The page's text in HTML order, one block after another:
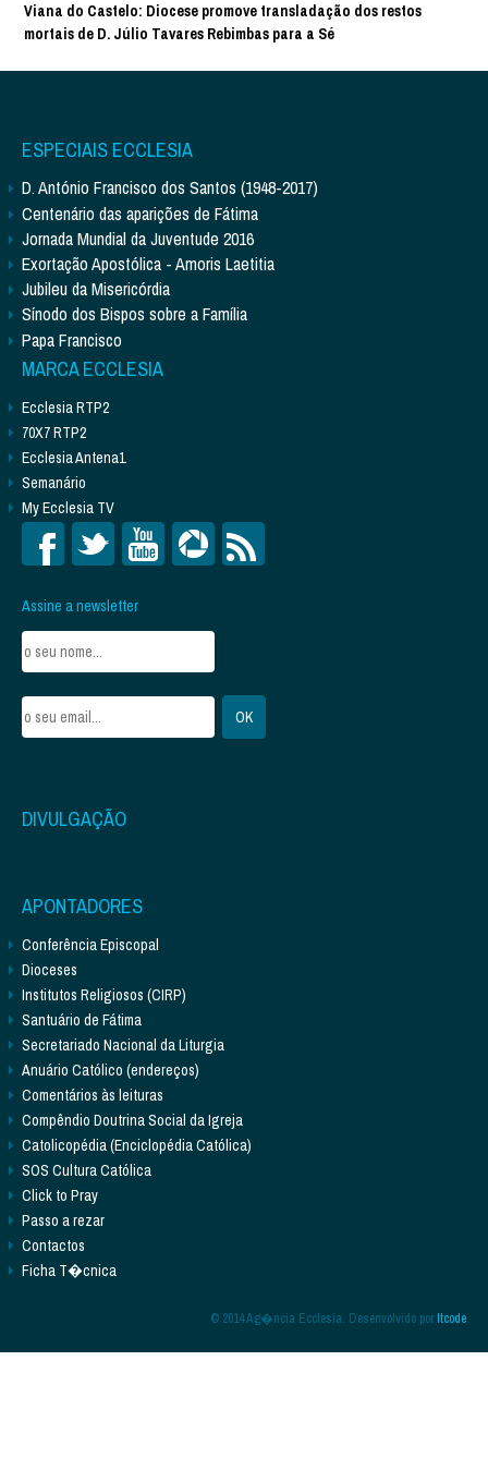
Viana do Castelo: Diocese promove transladação dos restos
mortais de D. Júlio Tavares Rebimbas para a Sé
ESPECIAIS ECCLESIA
D. António Francisco dos Santos (1948-2017)
Centenário das aparições de Fátima
Jornada Mundial da Juventude 2016
Exortação Apostólica - Amoris Laetitia
Jubileu da Misericórdia
Sínodo dos Bispos sobre a Família
Papa Francisco
MARCA ECCLESIA
Ecclesia RTP2
70X7 RTP2
Ecclesia Antena1
Semanário
My Ecclesia TV
Assine a newsletter
DIVULGAÇÃO
APONTADORES
Conferência Episcopal
Dioceses
Institutos Religiosos (CIRP)
Santuário de Fátima
Secretariado Nacional da Liturgia
Anuário Católico (endereços)
Comentários às leituras
Compêndio Doutrina Social da Igreja
Catolicopédia (Enciclopédia Católica)
SOS Cultura Católica
Click to Pray
Passo a rezar
Contactos
Ficha T�cnica
© 2014 Ag�ncia Ecclesia. Desenvolvido porItcode